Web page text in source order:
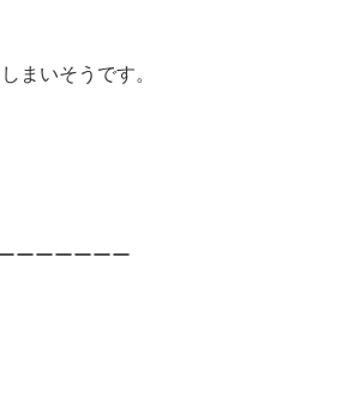
まいそうです。
ーーーーーー